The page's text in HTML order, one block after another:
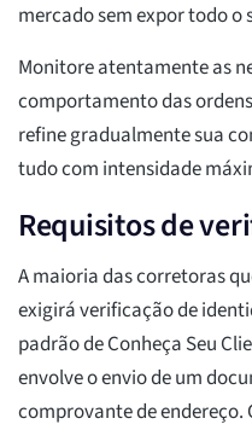
mercado sem expor todo o
Monitore atentamente as
comportamento das
refine gradualmente sua
tudo com intensidade
Requisitos de
A maioria das corretoras
exigirá verificação de
padrão de Conheça Seu
envolve o envio de um
comprovante de endereço.